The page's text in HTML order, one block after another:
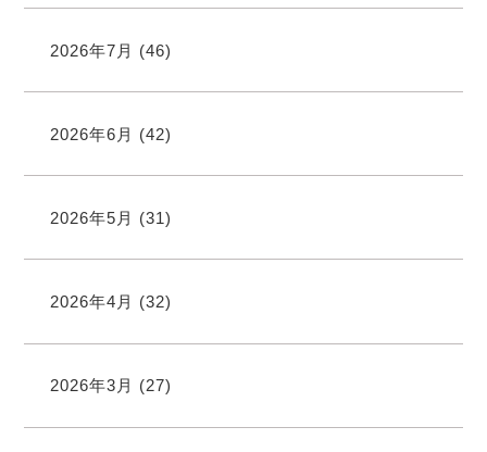
2026年7月 (46)
2026年6月 (42)
2026年5月 (31)
2026年4月 (32)
2026年3月 (27)